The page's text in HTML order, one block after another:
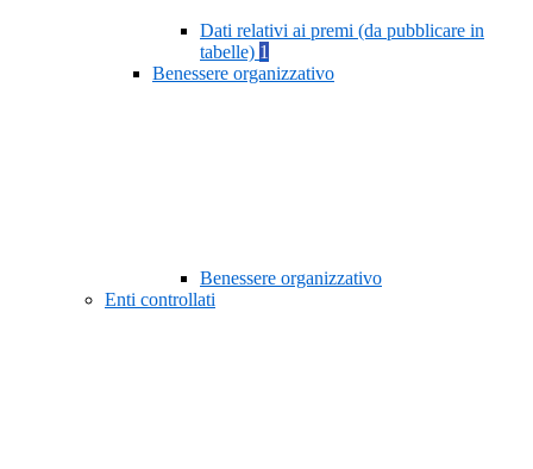
Dati relativi ai premi (da pubblicare in
tabelle) 1
Benessere organizzativo
Benessere organizzativo
Enti controllati